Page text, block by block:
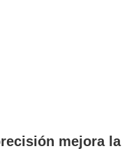
mejora la